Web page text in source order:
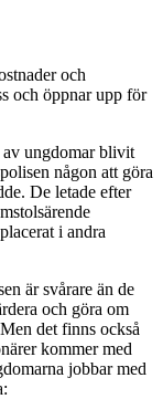
och
och öppnar upp för
av ungdomar blivit
någon att göra
De letade efter
i andra
är svårare än de
och göra om
det finns också
kommer med
jobbar med